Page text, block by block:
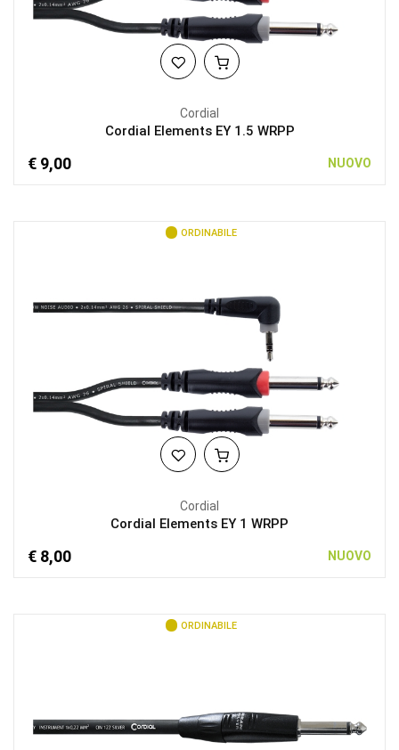
Cordial
Cordial Elements EY 1.5 WRPP
€ 9,00 NUOVO
ORDINABILE
Cordial
Cordial Elements EY 1 WRPP
€ 8,00 NUOVO
ORDINABILE